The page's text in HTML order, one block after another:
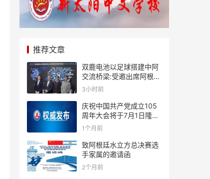
推荐文章
双鹿电池以足球搭建中阿
交流桥梁:受邀出席阿根廷
足协赞助商招待会！
3小时前
庆祝中国共产党成立105
周年大会将于7月1日隆重
举行
1个月前
致阿根廷水立方总决赛选
手家属的邀请函
2个月前